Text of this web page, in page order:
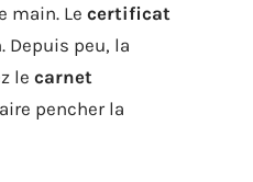
main. Le certificat
Depuis peu, la
le carnet
pencher la